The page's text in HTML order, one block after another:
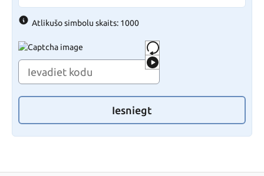
Atlikušo simbolu skaits: 1000
Iesniegt